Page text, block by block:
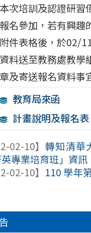
本次培訓及認證研習
報名參加，若有興趣
附件表格後，於02/
資料送至教務處教學
章及寄送報名資料事
教育局來函
計畫說明及報名表
02-10】 轉知清華
專業培育班」資訊
02-10】 110 學年